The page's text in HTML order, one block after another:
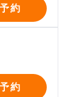
約
約